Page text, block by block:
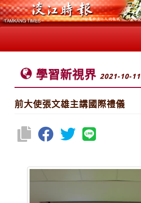
學習新視界 2021-10-11
前大使張文雄主講國際禮儀